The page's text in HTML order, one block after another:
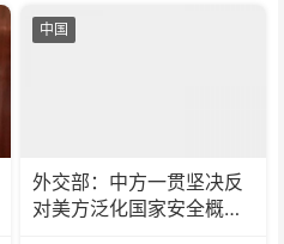
中国
外交部：中方一贯坚决反
对美方泛化国家安全概念